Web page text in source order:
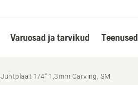
Varuosad ja tarvikud Teenused
Juhtplaat 1/4" 1,3mm Carving, SM